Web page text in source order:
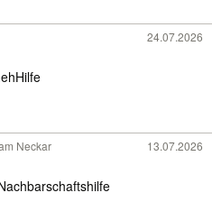
24.07.2026
Neckar 13.07.2026